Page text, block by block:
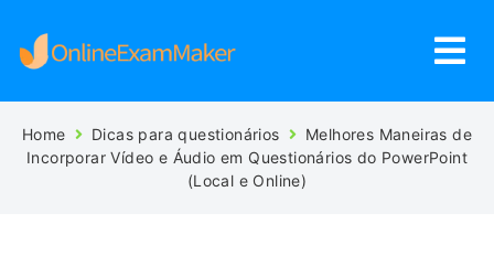
Home Dicas para questionários
Melhores Maneiras de
Incorporar Vídeo e Áudio em Questionários do PowerPoint
(Local e Online)